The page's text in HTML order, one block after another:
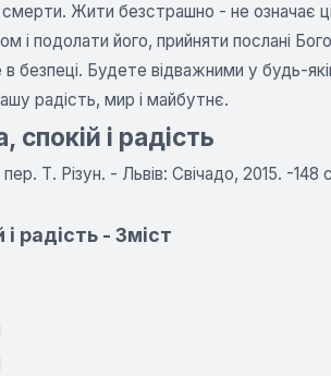
Жити безстрашно - не означає
і подолати його, прийняти послані
безпеці. Будете відважними у будь-
радість, мир і майбутнє.
і радість
Т. Різун. - Львів: Свічадо, 2015. -148
радість - Зміст